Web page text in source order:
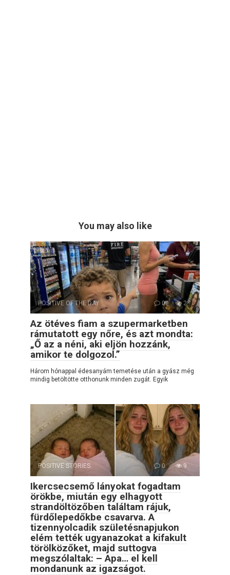
You may also like
POSITIVE OF THE DAY 0 2
Az ötéves fiam a szupermarketben
rámutatott egy nőre, és azt mondta:
„Ő az a néni, aki eljön hozzánk,
amikor te dolgozol.”
Három hónappal édesanyám temetése után a gyász még
mindig betöltötte otthonunk minden zugát. Egyik
POSITIVE STORIES 0 9
Ikercsecsemő lányokat fogadtam
örökbe, miután egy elhagyott
strandöltözőben találtam rájuk,
fürdőlepedőkbe csavarva. A
tizennyolcadik születésnapjukon
elém tették ugyanazokat a kifakult
törölközőket, majd suttogva
megszólaltak: – Apa… el kell
mondanunk az igazságot.